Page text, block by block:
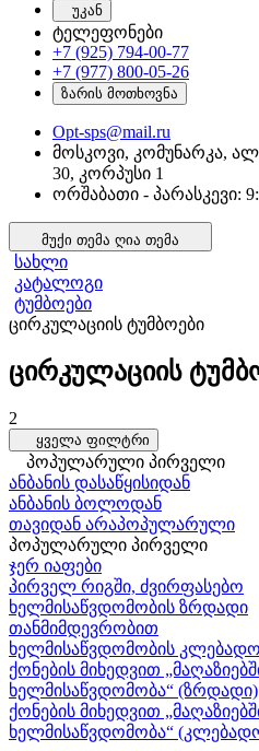
უკან
ტელეფონები
+7 (925) 794-00-77
+7 (977) 800-05-26
ზარის მოთხოვნა
Opt-sps@mail.ru
მოსკოვი, კომუნარკა,
30, კორპუსი 1
ორშაბათი - პარასკევი:
მუქი თემა ღია თემა
სახლი
კატალოგი
ტუმბოები
ცირკულაციის ტუმბოები
ცირკულაციის
2
ყველა ფილტრი
პოპულარული პირველი
ანბანის დასაწყისიდან
ანბანის ბოლოდან
თავიდან არაპოპულარული
პოპულარული პირველი
ჯერ იაფები
პირველ რიგში, ძვირფასებო
ხელმისაწვდომობის ზრდადი
თანმიმდევრობით
ხელმისაწვდომობის
ქონების მიხედვით
ხელმისაწვდომობა“ (ზრდადი)
ქონების მიხედვით
ხელმისაწვდომობა“